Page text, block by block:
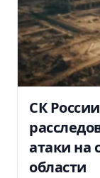
СК
атаки на
области